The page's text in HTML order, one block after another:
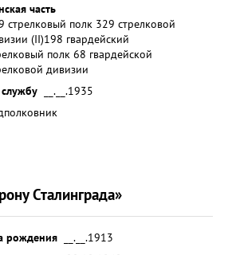
часть
стрелковый полк 329 стрелковой
(II)198 гвардейский
полк 68 гвардейской
дивизии
__.__.1935
Сталинграда»
рождения
__.__.1913